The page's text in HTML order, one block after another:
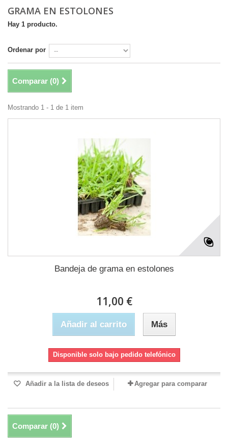
GRAMA EN ESTOLONES
Hay 1 producto.
Ordenar por
Comparar (0)
Mostrando 1 - 1 de 1 item
Bandeja de grama en estolones
11,00 €
Añadir al carrito Más
Disponible solo bajo pedido telefónico
Añadir a la lista de deseos Agregar para comparar
Comparar (0)